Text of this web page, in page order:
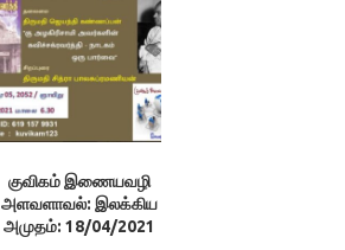
குவிகம் இணையவழி
அளவளாவல்: இலக்கிய
அமுதம்: 18/04/2021